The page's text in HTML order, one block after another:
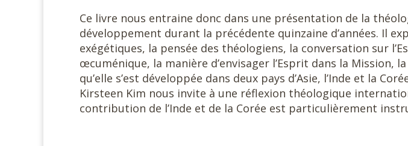
Ce livre nous entraine donc dans une présentation de la
développement durant la précédente quinzaine d’années. Il
exégétiques, la pensée des théologiens, la conversation sur
œcuménique, la manière d’envisager l’Esprit dans la Mission,
qu’elle s’est développée dans deux pays d’Asie, l’Inde et la
Kirsteen Kim nous invite à une réflexion théologique
contribution de l’Inde et de la Corée est particulièrement